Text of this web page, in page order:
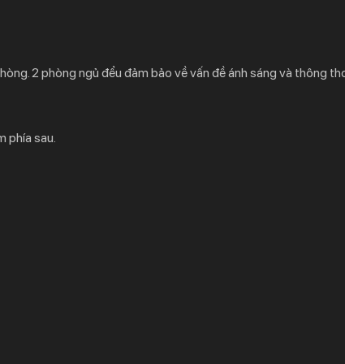
2 phòng ngủ đểu đảm bảo về vấn đề ánh sáng và thông
phía sau.